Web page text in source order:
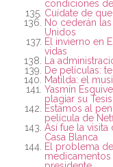
condiciones
Cuídate de
No cederán
Unidos
El invierno en
vidas
La
De películas:
Matilda: el
Yasmín
plagiar su Tesis
Estamos al
película de
Así fue la visita
Casa Blanca
El problema